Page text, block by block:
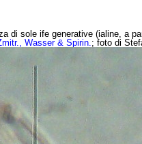
di sole ife generative (ialine, a
Wasser & Spirin.; foto di